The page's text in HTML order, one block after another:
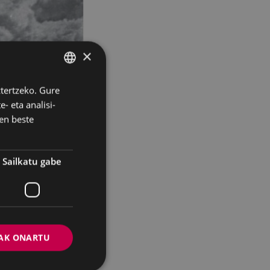
alea dugu
BASQUE
SPANISH
×
Gure
eta analisi-
beste
Sailkatu gabe
ONARTU